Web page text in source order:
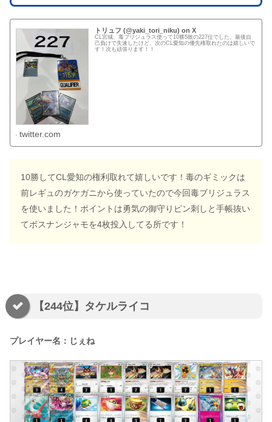
トリュフ (@yaki_tori_niku) on X
CL宮城、毒ブリジュラス使って10勝5敗の227位でした。最後自
己負けで失速したけど、次のCL愛知の優先権取れたのは嬉しいで
す！次も頑張ります！！
twitter.com
10勝してCL愛知の権利取れて嬉しいです！毒のギミックは
前レギュのガケガニから使っていたので今回毒ブリジュラス
を使いました！ポイントは勇気の御守りピン刺しと手帳抜い
てボスナンジャモを4枚投入してる所です！
【244位】タケルライコ
プレイヤー名：じぇね